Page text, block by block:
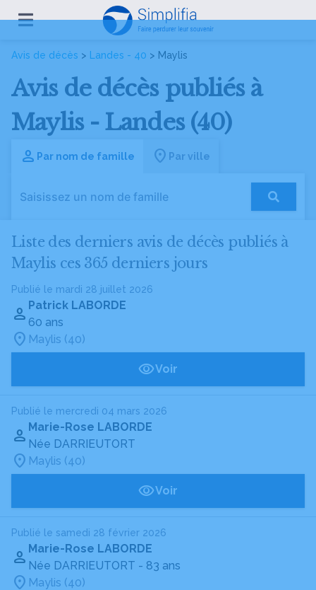
Avis de décès > Landes - 40 > Maylis
Avis de décès publiés à
Maylis - Landes (40)
Par nom de famille Par ville
Liste des derniers avis de décès publiés à
Maylis ces 365 derniers jours
Publié le mardi 28 juillet 2026
Patrick LABORDE
60 ans
Maylis (40)
Voir
Publié le mercredi 04 mars 2026
Marie-Rose LABORDE
Née DARRIEUTORT
Maylis (40)
Voir
Publié le samedi 28 février 2026
Marie-Rose LABORDE
Née DARRIEUTORT - 83 ans
Maylis (40)